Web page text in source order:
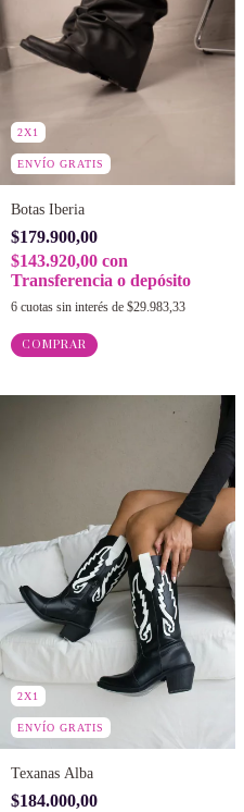
2X1
ENVÍO GRATIS
Botas Iberia
$179.900,00
$143.920,00 con
Transferencia o depósito
6 cuotas sin interés de $29.983,33
COMPRAR
2X1
ENVÍO GRATIS
Texanas Alba
$184.000,00